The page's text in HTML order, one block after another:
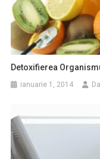
Detoxifierea
ianuarie 1, 2014